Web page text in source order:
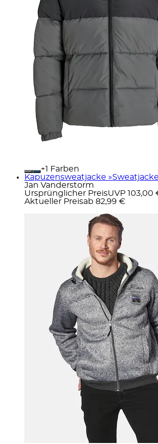
+
Farben
Kapuzensweatjacke
Jan Vanderstorm
Ursprünglicher PreisUVP 103,00
Aktueller Preisab 82,99 €